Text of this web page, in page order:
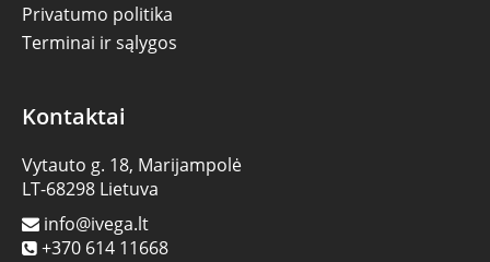
Privatumo politika
Terminai ir sąlygos
Kontaktai
Vytauto g. 18, Marijampolė
LT-68298 Lietuva
info@ivega.lt
+370 614 11668